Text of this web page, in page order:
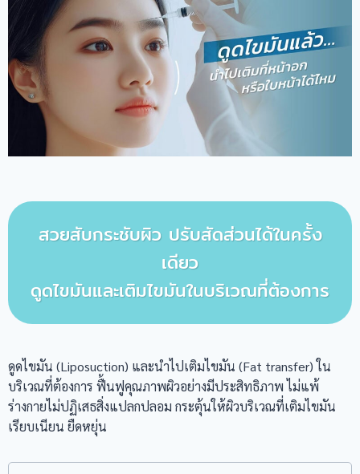
สวยสับกระชับผิว ปรับสัดส่วนได้ในครั้ง
เดียว
ดูดไขมันและเติมไขมันในบริเวณที่ต้องการ
ดูดไขมัน (Liposuction) และนำไปเติมไขมัน (Fat transfer) ใน
บริเวณที่ต้องการ ฟื้นฟูคุณภาพผิวอย่างมีประสิทธิภาพ ไม่แพ้
ร่างกายไม่ปฏิเสธสิ่งแปลกปลอม กระตุ้นให้ผิวบริเวณที่เติมไขมัน
เรียบเนียน ยืดหยุ่น